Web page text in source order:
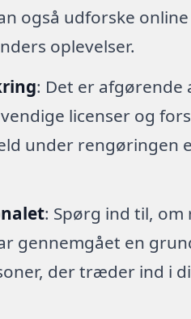
også udforske
oplevelser.
: Det er
licenser og
under rengøringen
: Spørg ind til,
gennemgået en
der træder ind i